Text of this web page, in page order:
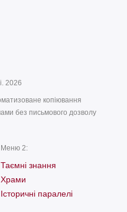
2026
копіювання
без письмового дозволу
Меню 2:
Таємні знання
Храми
Історичні паралелі